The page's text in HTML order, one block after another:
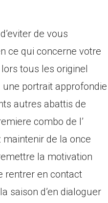
de vous
ce qui concerne votre
tous les originel
une portrait approfondie
autres abattis de
combo de l’
maintenir de la once
la motivation
rentrer en contact
saison d’en dialoguer